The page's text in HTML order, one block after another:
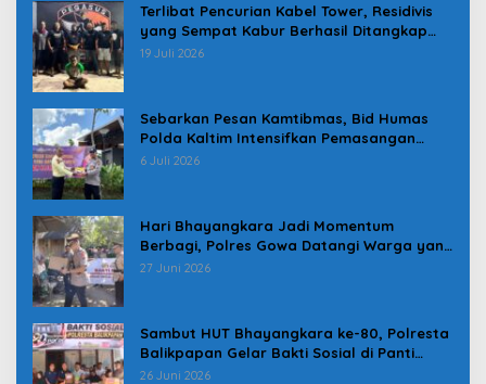
Terlibat Pencurian Kabel Tower, Residivis
yang Sempat Kabur Berhasil Ditangkap
Tim Gabungan di Jeneponto
19 Juli 2026
Sebarkan Pesan Kamtibmas, Bid Humas
Polda Kaltim Intensifkan Pemasangan
Spanduk serta Pembagian Stiker
6 Juli 2026
Hari Bhayangkara Jadi Momentum
Berbagi, Polres Gowa Datangi Warga yang
Membutuhkan
27 Juni 2026
Sambut HUT Bhayangkara ke-80, Polresta
Balikpapan Gelar Bakti Sosial di Panti
Asuhan Jabal Rahmah
26 Juni 2026